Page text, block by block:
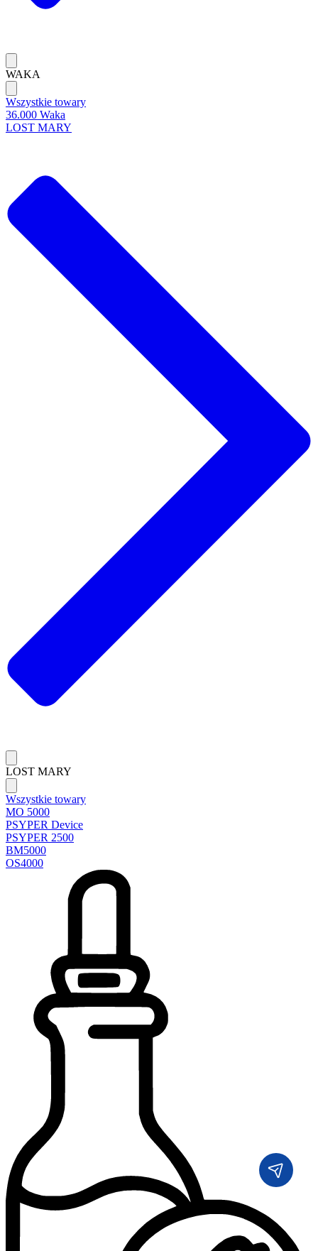
WAKA
Wszystkie towary
36.000 Waka
LOST MARY
LOST MARY
Wszystkie towary
MO 5000
PSYPER Device
PSYPER 2500
BM5000
OS4000